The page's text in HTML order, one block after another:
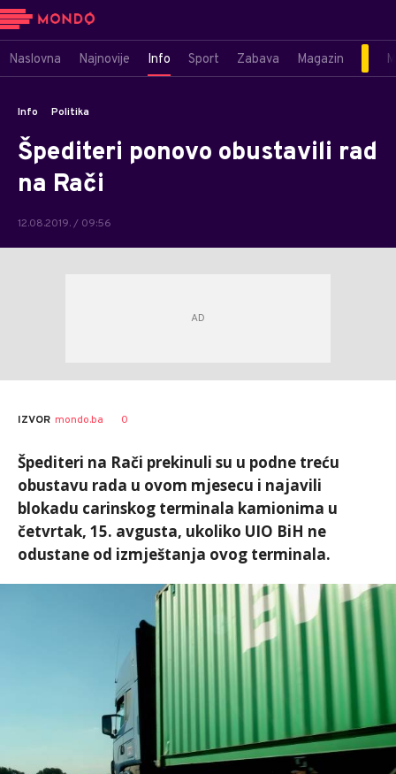
Naslovna Najnovije Info Sport Zabava Magazin
Info Politika
Špediteri ponovo obustavili rad
na Rači
12.08.2019. / 09:56
AUTOR 1
IZVOR mondo.ba 0
Špediteri na Rači prekinuli su u podne treću
obustavu rada u ovom mjesecu i najavili
blokadu carinskog terminala kamionima u
četvrtak, 15. avgusta, ukoliko UIO BiH ne
odustane od izmještanja ovog terminala.